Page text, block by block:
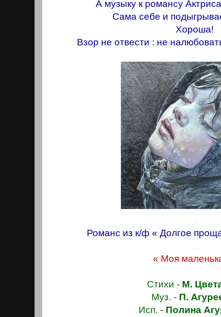
А музыку к романсу
Сама себе и
Хороша!
Взор не отвести : не
.
.
Романс из к/ф « Долгое
.
« Моя
.
Стихи - М.
Муз. - П.
Исп. - Полина